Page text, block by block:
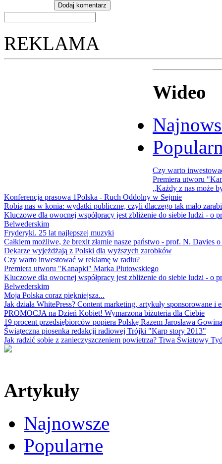
REKLAMA
Wideo
Czy warto
Premiera utworu
„Każdy z nas może
Konferencja prasowa 1Polska - Ruch Oddolny w Sejmie
Robią nas w konia: wydatki publiczne, czyli dlaczego tak mało
Kluczowe dla owocnej współpracy jest zbliżenie do siebie ludzi - o
Belwederskim
Fryderyki. 25 lat najlepszej muzyki
Całkiem możliwe, że brexit złamie nasze państwo - prof. N. Davies
Dekarze wyjeżdżają z Polski dla wyższych zarobków
Czy warto inwestować w reklamę w radiu?
Premiera utworu "Kanapki" Marka Plutowskiego
Kluczowe dla owocnej współpracy jest zbliżenie do siebie ludzi - o
Belwederskim
Moja Polska coraz piękniejsza...
Jak działa WhitePress? Content marketing, artykuły sponsorowane i
PROMOCJA na Dzień Kobiet! Wymarzona biżuteria dla Ciebie
19 procent przedsiębiorców popiera Polskę Razem Jarosława Gowina
Świąteczna piosenka redakcji radiowej Trójki "Karp story 2013"
Jak radzić sobie z zanieczyszczeniem powietrza? Trwa Światowy
Artykuły
Najnowsze
Popularne